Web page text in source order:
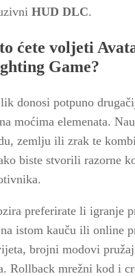
HUD DLC.
ćete voljeti
Game?
donosi potpuno
moćima elemenata.
zemlju ili zrak te
biste stvorili razorne
preferirate li igranje
istom kauču ili online
brojni modovi
Rollback mrežni kod i